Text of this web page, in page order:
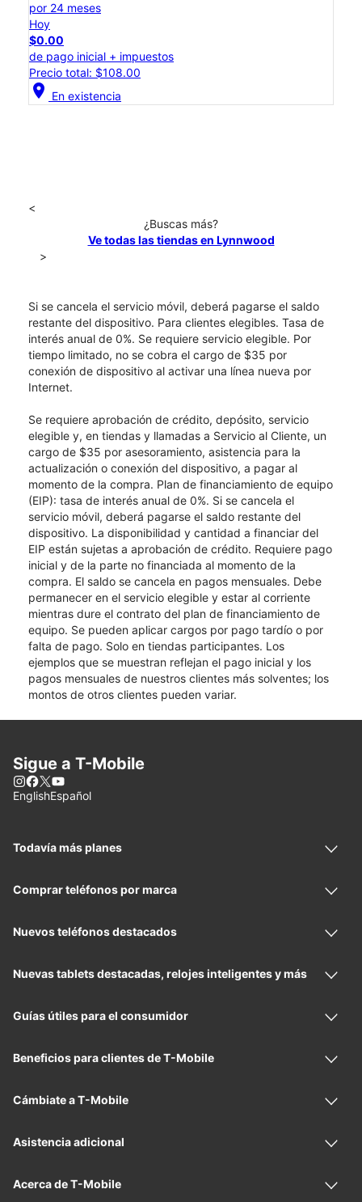
por 24 meses
Hoy
$0.00
de pago inicial + impuestos
Precio total: $108.00
location_on En existencia
<
¿Buscas más?
Ve todas las tiendas en Lynnwood
>
Si se cancela el servicio móvil, deberá pagarse el saldo
restante del dispositivo. Para clientes elegibles. Tasa de
interés anual de 0%. Se requiere servicio elegible. Por
tiempo limitado, no se cobra el cargo de $35 por
conexión de dispositivo al activar una línea nueva por
Internet.
Se requiere aprobación de crédito, depósito, servicio
elegible y, en tiendas y llamadas a Servicio al Cliente, un
cargo de $35 por asesoramiento, asistencia para la
actualización o conexión del dispositivo, a pagar al
momento de la compra. Plan de financiamiento de equipo
(EIP): tasa de interés anual de 0%. Si se cancela el
servicio móvil, deberá pagarse el saldo restante del
dispositivo. La disponibilidad y cantidad a financiar del
EIP están sujetas a aprobación de crédito. Requiere pago
inicial y de la parte no financiada al momento de la
compra. El saldo se cancela en pagos mensuales. Debe
permanecer en el servicio elegible y estar al corriente
mientras dure el contrato del plan de financiamiento de
equipo. Se pueden aplicar cargos por pago tardío o por
falta de pago. Solo en tiendas participantes. Los
ejemplos que se muestran reflejan el pago inicial y los
pagos mensuales de nuestros clientes más solventes; los
montos de otros clientes pueden variar.